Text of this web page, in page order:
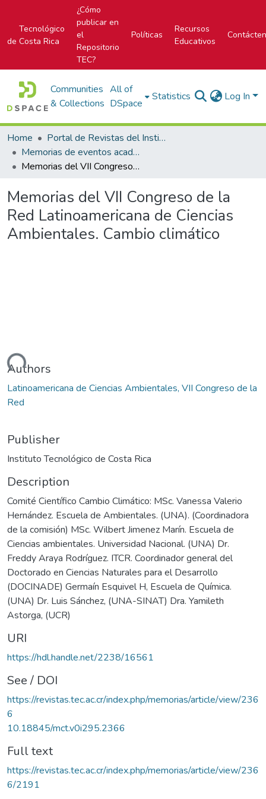
Tecnológico
de Costa Rica
¿Cómo
publicar en
el
Repositorio
TEC?
Políticas
Recursos
Educativos
Communities
& Collections
All of
DSpace
Statistics Log In
Home
Portal de Revistas del Instituto Tecnológico de Costa Rica
Memorias de eventos académicos TEC
Memorias del VII Congreso de la Red Latinoamericana de Ciencias Ambientales. Cambio climático
Memorias del VII Congreso de la
Red Latinoamericana de Ciencias
Ambientales. Cambio climático
Authors
Latinoamericana de Ciencias Ambientales, VII Congreso de la
Red
Publisher
Instituto Tecnológico de Costa Rica
Description
Comité Científico Cambio Climático: MSc. Vanessa Valerio
Hernández. Escuela de Ambientales. (UNA). (Coordinadora
de la comisión) MSc. Wilbert Jimenez Marín. Escuela de
Ciencias ambientales. Universidad Nacional. (UNA) Dr.
Freddy Araya Rodríguez. ITCR. Coordinador general del
Doctorado en Ciencias Naturales para el Desarrollo
(DOCINADE) Germaín Esquivel H, Escuela de Química.
(UNA) Dr. Luis Sánchez, (UNA-SINAT) Dra. Yamileth
Astorga, (UCR)
URI
https://hdl.handle.net/2238/16561
See / DOI
https://revistas.tec.ac.cr/index.php/memorias/article/view/236
6
10.18845/mct.v0i295.2366
Full text
https://revistas.tec.ac.cr/index.php/memorias/article/view/236
6/2191